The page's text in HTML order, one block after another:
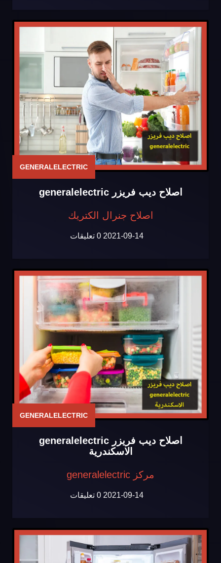
GENERALELECTRIC
اصلاح ديب فريزر generalelectric
اصلاح جنرال الكتريك
2021-09-14 0 تعليقات
GENERALELECTRIC
اصلاح ديب فريزر generalelectric
الاسكندرية
مركز generalelectric
2021-09-14 0 تعليقات